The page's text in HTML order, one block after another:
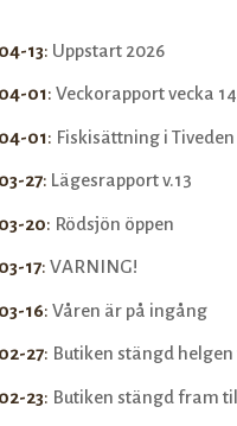
13: Uppstart 2026
01: Veckorapport vecka 14
01: Fiskisättning i Tiveden
27: Lägesrapport v.13
20: Rödsjön öppen
17: VARNING!
16: Våren är på ingång
27: Butiken stängd helgen
23: Butiken stängd fram